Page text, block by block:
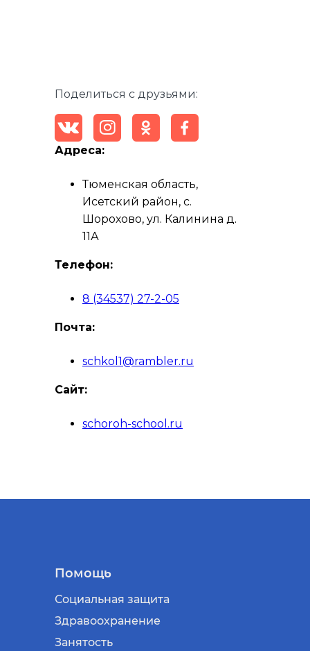
Поделиться с друзьями:
Адреса:
Тюменская область,
Исетский район, с.
Шорохово, ул. Калинина д.
11А
Телефон:
8 (34537) 27-2-05
Почта:
schkol1@rambler.ru
Сайт:
schoroh-school.ru
Помощь
Социальная защита
Здравоохранение
Занятость